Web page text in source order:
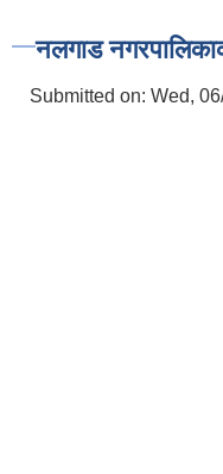
नलगाड
Submitted on: Wed,